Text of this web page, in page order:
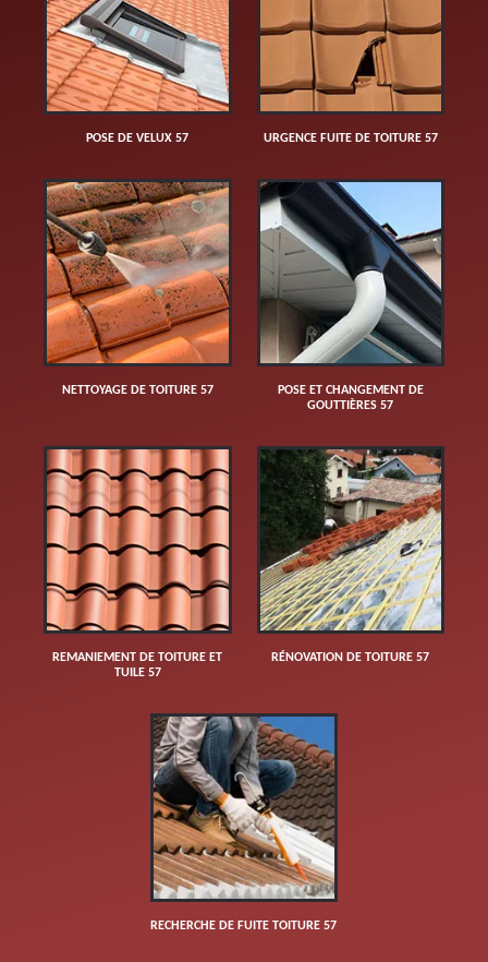
POSE DE VELUX 57 URGENCE FUITE DE TOITURE 57
NETTOYAGE DE TOITURE 57
POSE ET CHANGEMENT DE
GOUTTIÈRES 57
REMANIEMENT DE TOITURE ET
TUILE 57
RÉNOVATION DE TOITURE 57
RECHERCHE DE FUITE TOITURE 57